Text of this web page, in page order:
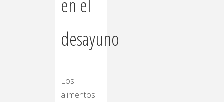
en el
desayuno
Los
alimentos